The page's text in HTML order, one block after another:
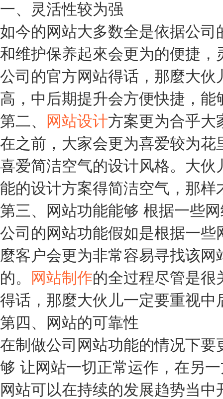
一、灵活性较为强
如今的网站大多数全是依据公
和维护保养起來会更为的便捷
公司的官方网站得话，那麼大
高，中后期提升会方便快捷，
第二、
网站设计方案更为合乎大
在之前，大家会更为喜爱较为
喜爱简洁空气的设计风格。大伙
能的设计方案得简洁空气，那
第三、网站功能能够 根据一些
公司的网站功能假如是根据一
麼客户会更为非常容易寻找该
的。
网站制作的全过程尽管是很
得话，那麼大伙儿一定要重视中
第四、网站的可靠性
在制做公司网站功能的情况下
够 让网站一切正常运作，在另
网站可以在持续的发展趋势当